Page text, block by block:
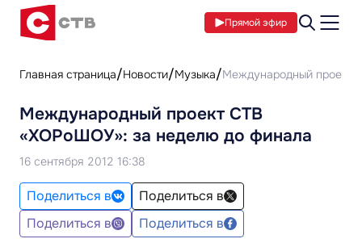
Прямой эфир
Главная страница Новости Музыка Международный проект
Международный проект СТВ
«ХОРоШОУ»: за неделю до финала
16 сентября 2012 16:38
Поделиться в
Поделиться в
Поделиться в
Поделиться в